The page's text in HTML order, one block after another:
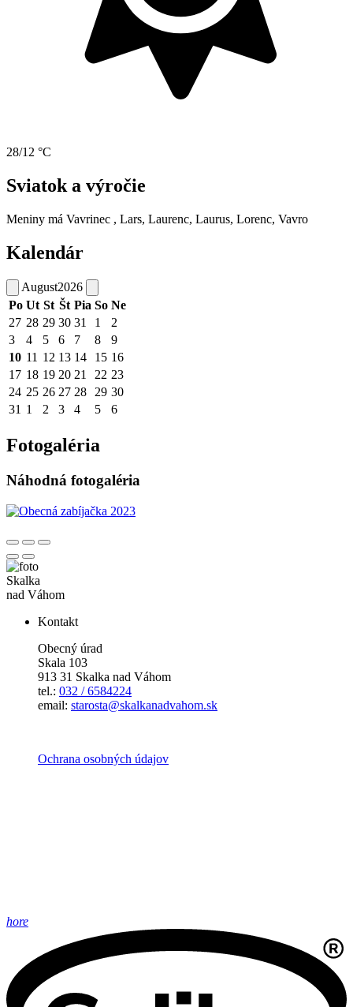
28/12 °C
Sviatok a výročie
Meniny má Vavrinec , Lars, Laurenc, Laurus, Lorenc, Vavro
Kalendár
August2026
Po Ut St Št Pia So Ne
27 28 29 30 31 1
2
3
4 5 6 7 8
9
10 11 12 13 14 15 16
17 18 19 20 21 22 23
24 25 26 27 28 29 30
31 1 2 3 4 5 6
Fotogaléria
Náhodná fotogaléria
Skalka
nad Váhom
Kontakt
Obecný úrad
Skala 103
913 31 Skalka nad Váhom
tel.: 032 / 6584224
email: starosta@skalkanadvahom.sk
Ochrana osobných údajov
hore